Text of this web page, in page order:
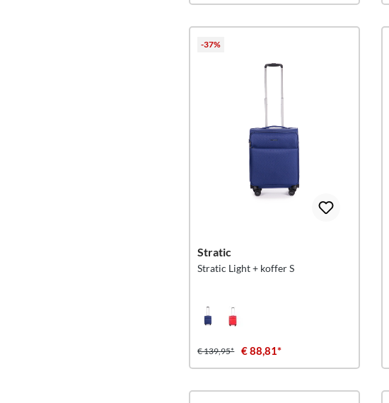
-37%
Stratic
Stratic Light + koffer S
€ 139,95* € 88,81*